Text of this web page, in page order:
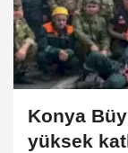
Konya
yüksek